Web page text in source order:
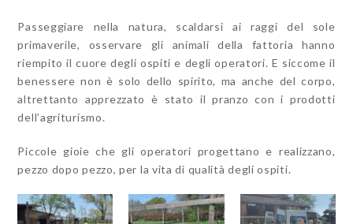
Passeggiare nella natura, scaldarsi ai raggi del sole
primaverile, osservare gli animali della fattoria hanno
riempito il cuore degli ospiti e degli operatori. E siccome il
benessere non è solo dello spirito, ma anche del corpo,
altrettanto apprezzato è stato il pranzo con i prodotti
dell’agriturismo.
Piccole gioie che gli operatori progettano e realizzano,
pezzo dopo pezzo, per la vita di qualità degli ospiti.